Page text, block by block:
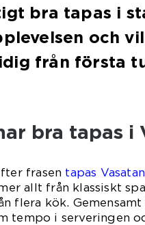
bra tapas i
och
från första
bra tapas i
frasen tapas Vasatan
allt från klassiskt
flera kök.
tempo i serveringen